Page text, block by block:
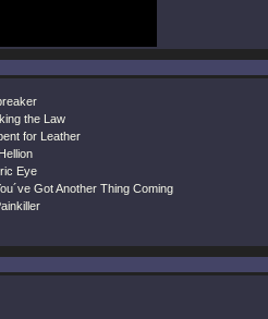
the Law
for Leather
Eye
Got Another Thing Coming